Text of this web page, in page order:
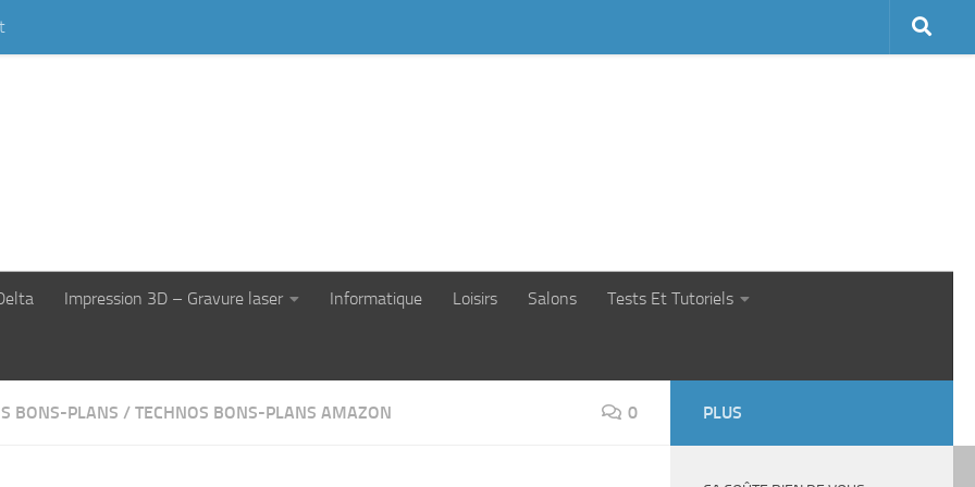
Impression 3D – Gravure laser Informatique Loisirs Salons Tests Et Tutoriels
BONS-PLANS / TECHNOS BONS-PLANS AMAZON 0 PLUS